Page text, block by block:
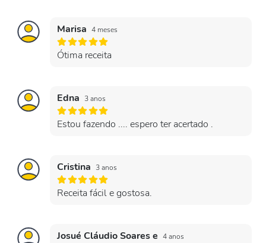
Marisa 4 meses
Ótima receita
Edna 3 anos
Estou fazendo .... espero ter acertado .
Cristina 3 anos
Receita fácil e gostosa.
Josué Cláudio Soares e 4 anos